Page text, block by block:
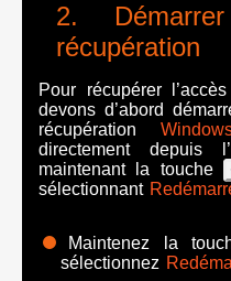
récupération
Pour récupérer
devons d’abord
récupération
directement depuis
maintenant la touche
sélectionnant
Maintenez la
sélectionnez